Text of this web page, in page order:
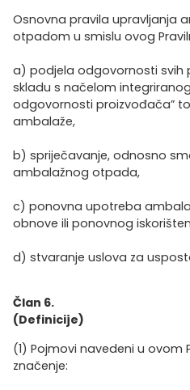
Osnovna pravila upravljanja
otpadom u smislu ovog
a) podjela odgovornosti svih
skladu s načelom
odgovornosti proizvođača”
ambalaže,
b) spriječavanje, odnosno
ambalažnog otpada,
c) ponovna upotreba
obnove ili ponovnog
d) stvaranje uslova za
Član 6.
(Definicije)
(1) Pojmovi navedeni u ovom
značenje: